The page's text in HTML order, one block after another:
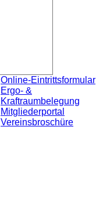
Online-Eintrittsformular
Ergo- &
Kraftraumbelegung
Mitgliederportal
Vereinsbroschüre